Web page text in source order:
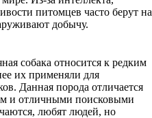
питомцев часто берут на
добычу.
собака относится к редким
их применяли для
Данная порода отличается
и отличными поисковыми
любят людей, но